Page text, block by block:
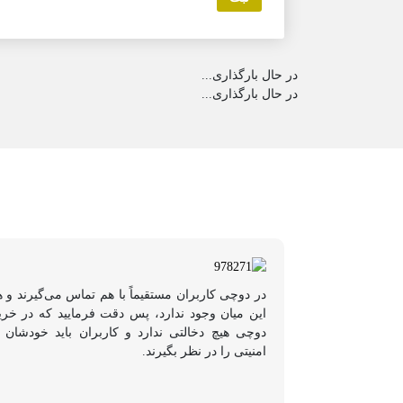
در حال بارگذاری...
در حال بارگذاری...
در دوچی کاربران مستقیماً با هم تماس می‌گیرند و
این میان وجود ندارد، پس دقت فرمایید که در
دوچی هیچ دخالتی ندارد و کاربران باید
امنیتی را در نظر بگیرند.